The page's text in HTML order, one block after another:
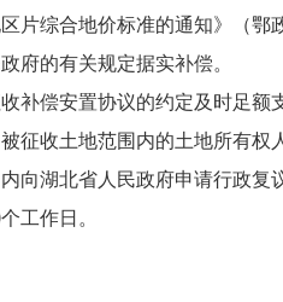
片综合地价标准的通知》（
府的有关规定据实补偿。
偿安置协议的约定及时足额
征收土地范围内的土地所有
向湖北省人民政府申请行政复
工作日。